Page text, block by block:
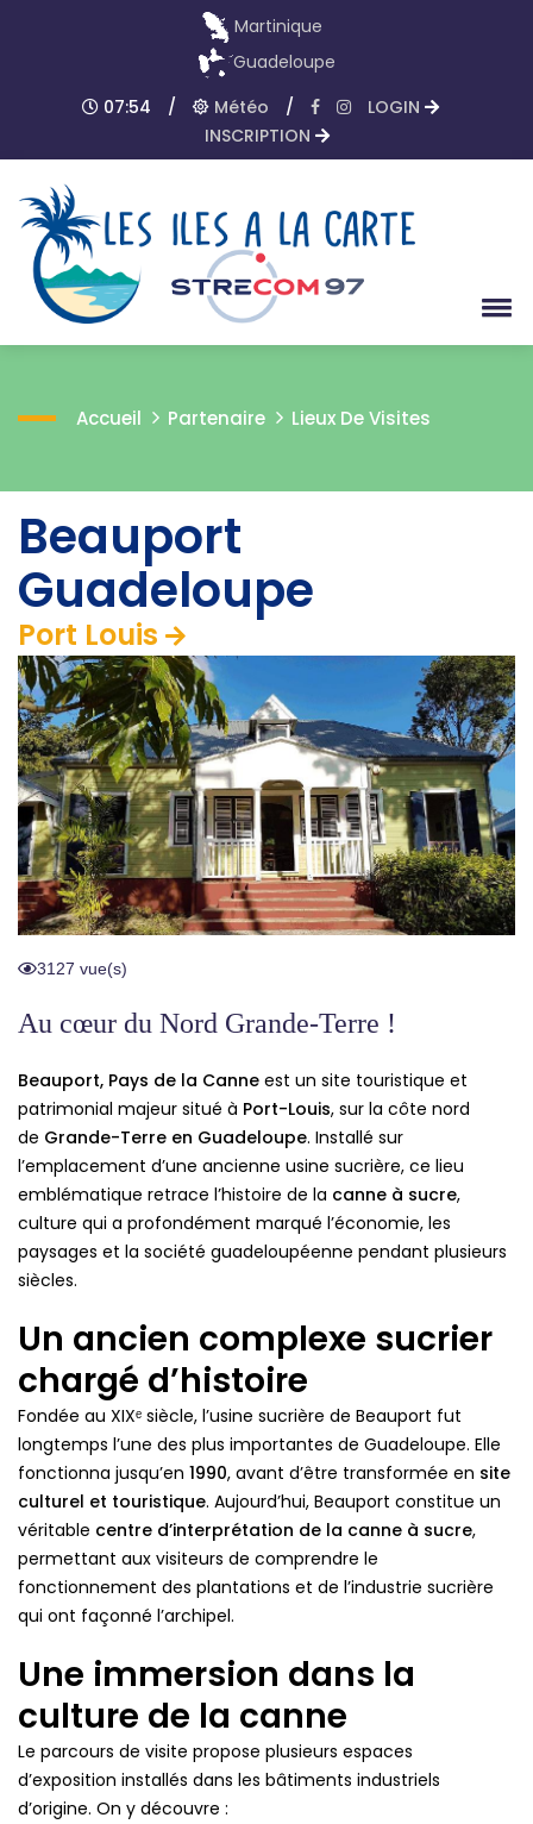
Martinique
Guadeloupe
07:54
/ Météo /
LOGIN
INSCRIPTION
Accueil Partenaire Lieux De Visites
Beauport
Guadeloupe
Port Louis
3127 vue(s)
Au cœur du Nord Grande-Terre !
Beauport, Pays de la Canne est un site touristique et
patrimonial majeur situé à Port-Louis, sur la côte nord
de Grande-Terre en Guadeloupe. Installé sur
l’emplacement d’une ancienne usine sucrière, ce lieu
emblématique retrace l’histoire de la canne à sucre,
culture qui a profondément marqué l’économie, les
paysages et la société guadeloupéenne pendant plusieurs
siècles.
Un ancien complexe sucrier
chargé d’histoire
Fondée au XIXᵉ siècle, l’usine sucrière de Beauport fut
longtemps l’une des plus importantes de Guadeloupe. Elle
fonctionna jusqu’en 1990, avant d’être transformée en site
culturel et touristique. Aujourd’hui, Beauport constitue un
véritable centre d’interprétation de la canne à sucre,
permettant aux visiteurs de comprendre le
fonctionnement des plantations et de l’industrie sucrière
qui ont façonné l’archipel.
Une immersion dans la
culture de la canne
Le parcours de visite propose plusieurs espaces
d’exposition installés dans les bâtiments industriels
d’origine. On y découvre :